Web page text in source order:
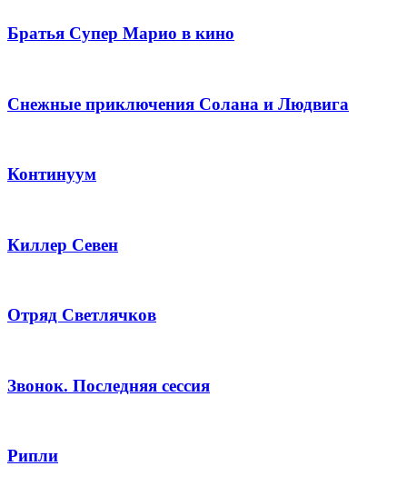
Братья Супер Марио в кино
Снежные приключения Солана и Людвига
Континуум
Киллер Севен
Отряд Светлячков
Звонок. Последняя сессия
Рипли